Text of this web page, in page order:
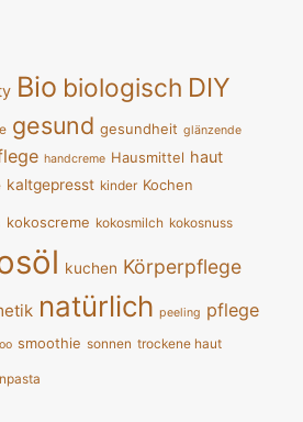
Bio biologisch DIY
gesund gesundheit glänzende
handcreme Hausmittel haut
kaltgepresst kinder Kochen
kokoscreme kokosmilch kokosnuss
kuchen Körperpflege
natürlich peeling pflege
smoothie sonnen trockene haut